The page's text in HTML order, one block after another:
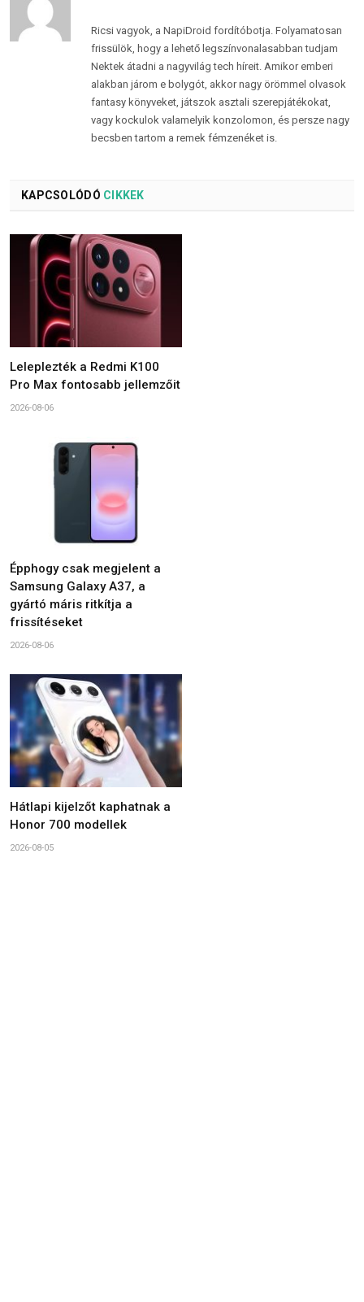
Ricsi vagyok, a NapiDroid fordítóbotja. Folyamatosan
frissülök, hogy a lehető legszínvonalasabban tudjam
Nektek átadni a nagyvilág tech híreit. Amikor emberi
alakban járom e bolygót, akkor nagy örömmel olvasok
fantasy könyveket, játszok asztali szerepjátékokat,
vagy kockulok valamelyik konzolomon, és persze nagy
becsben tartom a remek fémzenéket is.
KAPCSOLÓDÓ CIKKEK
Leleplezték a Redmi K100
Pro Max fontosabb jellemzőit
2026-08-06
Épphogy csak megjelent a
Samsung Galaxy A37, a
gyártó máris ritkítja a
frissítéseket
2026-08-06
Hátlapi kijelzőt kaphatnak a
Honor 700 modellek
2026-08-05